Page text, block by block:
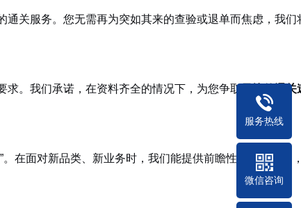
通关服务。您无需再为突如其来的查验或退单而焦虑，我们
。我们承诺，在资料齐全的情况下，为您争取
最快的通关
在面对新品类、新业务时，我们能提供前瞻性的专业指导
服务热线
微信咨询